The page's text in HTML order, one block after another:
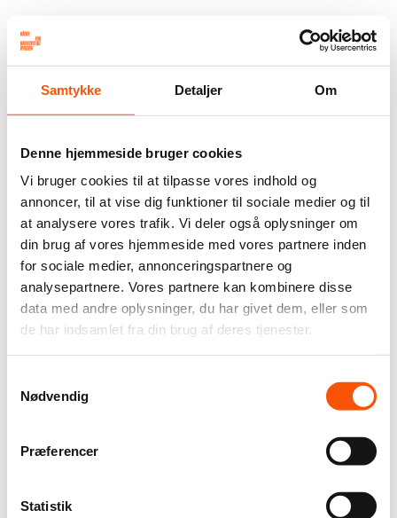
Samtykke Detaljer Om
Denne hjemmeside bruger cookies
Vi bruger cookies til at tilpasse vores indhold og
annoncer, til at vise dig funktioner til sociale medier og til
at analysere vores trafik. Vi deler også oplysninger om
din brug af vores hjemmeside med vores partnere inden
for sociale medier, annonceringspartnere og
analysepartnere. Vores partnere kan kombinere disse
data med andre oplysninger, du har givet dem, eller som
de har indsamlet fra din brug af deres tjenester.
Nødvendig
Præferencer
Statistik